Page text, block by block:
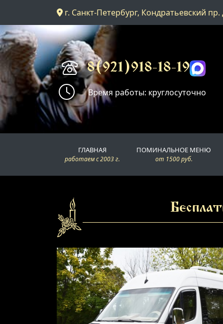
г. Санкт-Петербург, Кондратьевский
Главная
Поминальное меню
Поминальные залы
Доставка
Контакты
8(921)918-18-19
Время работы: круглосуточно
ГЛАВНАЯ
работаем с 2003 г.
ПОМИНАЛЬНОЕ МЕНЮ
от 1500 руб.